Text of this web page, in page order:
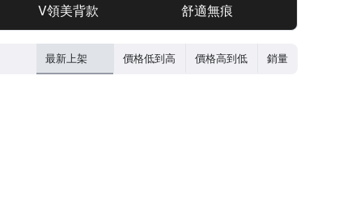
V領美背款 舒適無痕
最新上架 價格低到高 價格高到低 銷量